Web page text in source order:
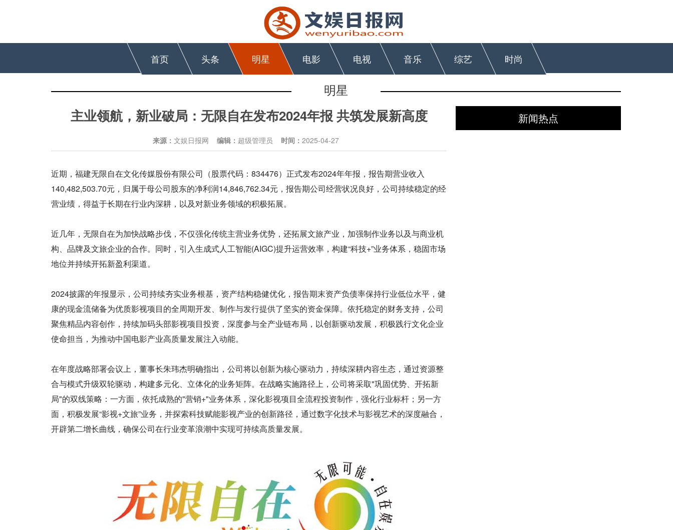
首页 头条 明星 电影 电视 音乐 综艺 时尚
明星
主业领航，新业破局：无限自在发布2024年报 共筑发展新高度
来源： 文娱日报网 编辑： 超级管理员 时间： 2025-04-27
近期，福建无限自在文化传媒股份有限公司（股票代码：834476）正式发布2024年年报，报告期营业收入
140,482,503.70元，归属于母公司股东的净利润14,846,762.34元，报告期公司经营状况良好，公司持续稳定的经
营业绩，得益于长期在行业内深耕，以及对新业务领域的积极拓展。
近几年，无限自在为加快战略步伐，不仅强化传统主营业务优势，还拓展文旅产业，加强制作业务以及与商业机
构、品牌及文旅企业的合作。同时，引入生成式人工智能(AIGC)提升运营效率，构建“科技+”业务体系，稳固市场
地位并持续开拓新盈利渠道。
2024披露的年报显示，公司持续夯实业务根基，资产结构稳健优化，报告期末资产负债率保持行业低位水平，健
康的现金流储备为优质影视项目的全周期开发、制作与发行提供了坚实的资金保障。依托稳定的财务支持，公司
聚焦精品内容创作，持续加码头部影视项目投资，深度参与全产业链布局，以创新驱动发展，积极践行文化企业
使命担当，为推动中国电影产业高质量发展注入动能。
在年度战略部署会议上，董事长朱玮杰明确指出，公司将以创新为核心驱动力，持续深耕内容生态，通过资源整
合与模式升级双轮驱动，构建多元化、立体化的业务矩阵。在战略实施路径上，公司将采取"巩固优势、开拓新
局"的双线策略：一方面，依托成熟的"营销+"业务体系，深化影视项目全流程投资制作，强化行业标杆；另一方
面，积极发展“影视+文旅”业务，并探索科技赋能影视产业的创新路径，通过数字化技术与影视艺术的深度融合，
开辟第二增长曲线，确保公司在行业变革浪潮中实现可持续高质量发展。
新闻热点